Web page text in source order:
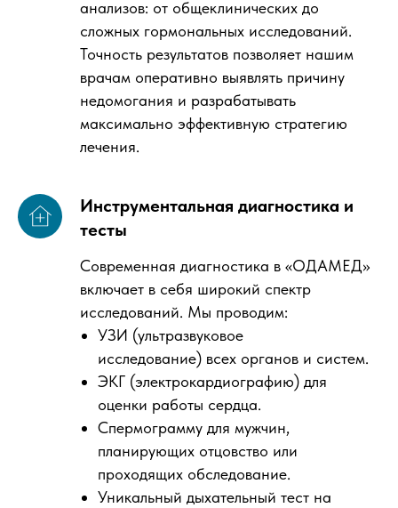
анализов: от общеклинических до
сложных гормональных исследований.
Точность результатов позволяет нашим
врачам оперативно выявлять причину
недомогания и разрабатывать
максимально эффективную стратегию
лечения.
Инструментальная диагностика и
тесты
Современная диагностика в «ОДАМЕД»
включает в себя широкий спектр
исследований. Мы проводим:
УЗИ (ультразвуковое
исследование) всех органов и систем.
ЭКГ (электрокардиографию) для
оценки работы сердца.
Спермограмму для мужчин,
планирующих отцовство или
проходящих обследование.
Уникальный дыхательный тест на